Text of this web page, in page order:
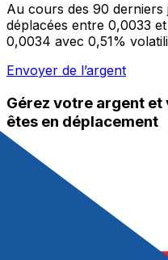
Au cours des 90 derniers
déplacées entre 0,0033
0,0034 avec 0,51%
Envoyer de l’argent
Gérez votre argent
êtes en déplacement
L'application Xe réunit
nécessaires pour vos
et la gestion de vos
programmez des alertes
l'argent à l'étranger sans
l'application dès